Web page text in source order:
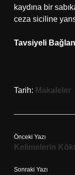
kaydına bir
ceza siciline
Tavsiyeli
Tarih: Makaleler
Önceki Yazı
Kelimelerin
Sonraki Yazı